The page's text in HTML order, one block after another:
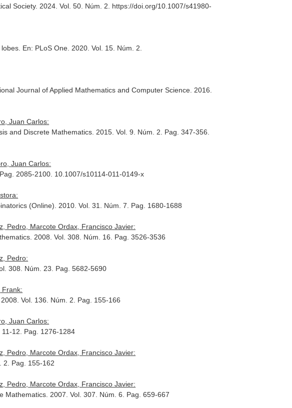
Society. 2024. Vol. 50. Núm. 2. https://doi.org/10.1007/s41980-
En: PLoS One . 2020. Vol. 15. Núm. 2.
Journal of Applied Mathematics and Computer Science . 2016.
Juan Carlos:
and Discrete Mathematics . 2015. Vol. 9. Núm. 2. Pag. 347-356.
Juan Carlos:
2085-2100. 10.1007/s10114-011-0149-x
(Online) . 2010. Vol. 31. Núm. 7. Pag. 1680-1688
Pedro, Marcote Ordax, Francisco Javier:
. 2008. Vol. 308. Núm. 16. Pag. 3526-3536
Pedro:
308. Núm. 23. Pag. 5682-5690
Frank:
. 2008. Vol. 136. Núm. 2. Pag. 155-166
Juan Carlos:
11-12. Pag. 1276-1284
Pedro, Marcote Ordax, Francisco Javier:
2. Pag. 155-162
Pedro, Marcote Ordax, Francisco Javier:
Mathematics . 2007. Vol. 307. Núm. 6. Pag. 659-667